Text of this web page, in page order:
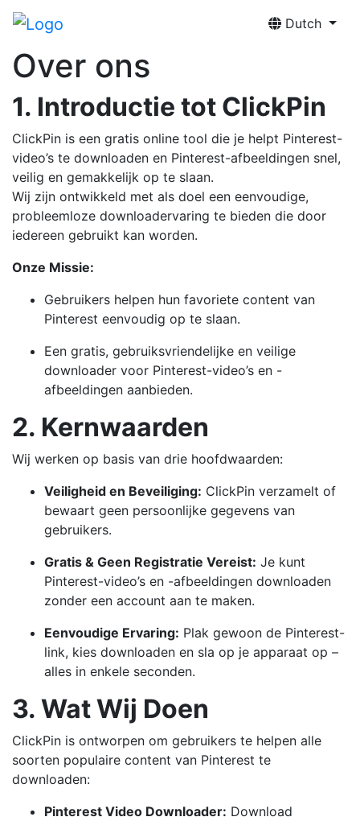
Dutch
Over ons
1. Introductie tot ClickPin
ClickPin is een gratis online tool die je helpt Pinterest-
video’s te downloaden en Pinterest-afbeeldingen snel,
veilig en gemakkelijk op te slaan.
Wij zijn ontwikkeld met als doel een eenvoudige,
probleemloze downloadervaring te bieden die door
iedereen gebruikt kan worden.
Onze Missie:
Gebruikers helpen hun favoriete content van
Pinterest eenvoudig op te slaan.
Een gratis, gebruiksvriendelijke en veilige
downloader voor Pinterest-video’s en -
afbeeldingen aanbieden.
2. Kernwaarden
Wij werken op basis van drie hoofdwaarden:
Veiligheid en Beveiliging: ClickPin verzamelt of
bewaart geen persoonlijke gegevens van
gebruikers.
Gratis & Geen Registratie Vereist: Je kunt
Pinterest-video’s en -afbeeldingen downloaden
zonder een account aan te maken.
Eenvoudige Ervaring: Plak gewoon de Pinterest-
link, kies downloaden en sla op je apparaat op –
alles in enkele seconden.
3. Wat Wij Doen
ClickPin is ontworpen om gebruikers te helpen alle
soorten populaire content van Pinterest te
downloaden:
Pinterest Video Downloader: Download